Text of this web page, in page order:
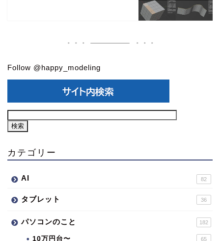
Follow @happy_modeling
カテゴリー
AI 82
タブレット 36
パソコンのこと 182
10万円台〜 65